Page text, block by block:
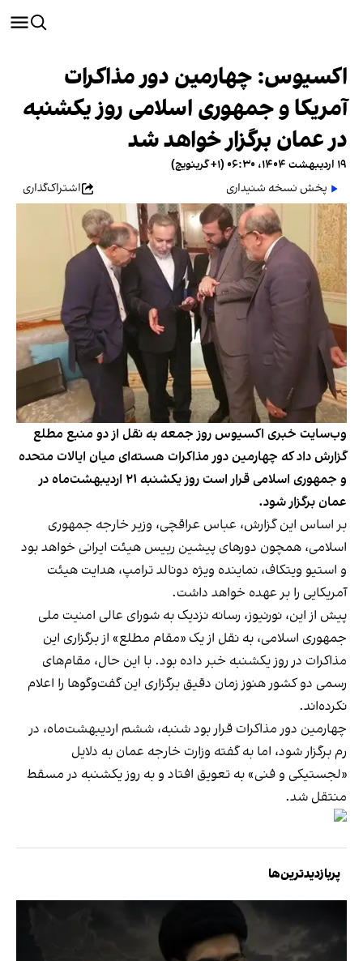
اکسیوس: چهارمین دور مذاکرات
آمریکا و جمهوری اسلامی روز یکشنبه
در عمان برگزار خواهد شد
۱۹ اردیبهشت ۱۴۰۴، ۰۶:۳۰ (‎+۱ گرینویچ)
پخش نسخه شنیداری
اشتراک‌گذاری
وب‌سایت خبری اکسیوس روز جمعه به نقل از دو منبع مطلع
گزارش داد که چهارمین دور مذاکرات هسته‌ای میان ایالات متحده
و جمهوری اسلامی قرار است روز یکشنبه ۲۱ اردیبهشت‌ماه در
عمان برگزار شود.
بر اساس این گزارش، عباس عراقچی، وزیر خارجه جمهوری
اسلامی، همچون دورهای پیشین رییس هیئت ایرانی خواهد بود
و استیو ویتکاف، نماینده ویژه دونالد ترامپ، هدایت هیئت
آمریکایی را بر عهده خواهد داشت.
پیش از این، نورنیوز، رسانه نزدیک به شورای عالی امنیت ملی
جمهوری اسلامی، به نقل از یک «مقام مطلع» از برگزاری این
مذاکرات در روز یکشنبه خبر داده بود. با این حال، مقام‌های
رسمی دو کشور هنوز زمان دقیق برگزاری این گفت‌وگوها را اعلام
نکرده‌اند.
چهارمین دور مذاکرات قرار بود شنبه، ششم اردیبهشت‌ماه، در
رم برگزار شود، اما به گفته وزارت خارجه عمان به دلایل
«لجستیکی و فنی» به تعویق افتاد و به روز یکشنبه در مسقط
منتقل شد.
پربازدیدترین‌ها